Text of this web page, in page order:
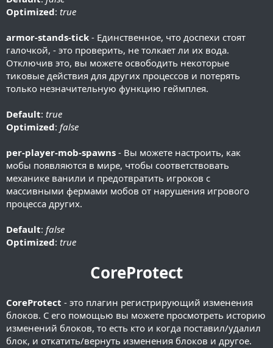
Optimized: true
armor-stands-tick - Единственное, что доспехи стоят
галочкой, - это проверить, не толкает ли их вода.
Отключив это, вы можете освободить некоторые
тиковые действия для других процессов и потерять
только незначительную функцию геймплея.
Default: true
Optimized: false
per-player-mob-spawns - Вы можете настроить, как
мобы появляются в мире, чтобы соответствовать
механике ванили и предотвратить игроков с
массивными фермами мобов от нарушения игрового
процесса других.
Default: false
Optimized: true
CoreProtect
CoreProtect - это плагин регистрирующий изменения
блоков. С его помощью вы можете просмотреть историю
изменений блоков, то есть кто и когда поставил/удалил
блок, и откатить/вернуть изменения блоков и другое.